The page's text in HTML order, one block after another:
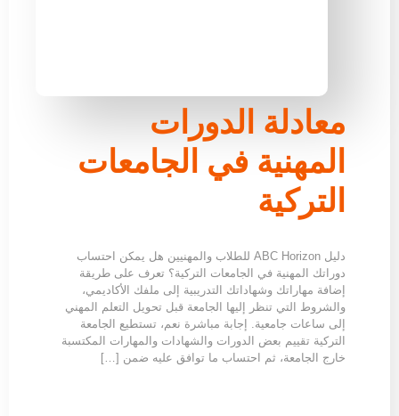
معادلة الدورات
المهنية في الجامعات
التركية
دليل ABC Horizon للطلاب والمهنيين هل يمكن احتساب
دوراتك المهنية في الجامعات التركية؟ تعرف على طريقة
إضافة مهاراتك وشهاداتك التدريبية إلى ملفك الأكاديمي،
والشروط التي تنظر إليها الجامعة قبل تحويل التعلم المهني
إلى ساعات جامعية. إجابة مباشرة نعم، تستطيع الجامعة
التركية تقييم بعض الدورات والشهادات والمهارات المكتسبة
خارج الجامعة، ثم احتساب ما توافق عليه ضمن […]